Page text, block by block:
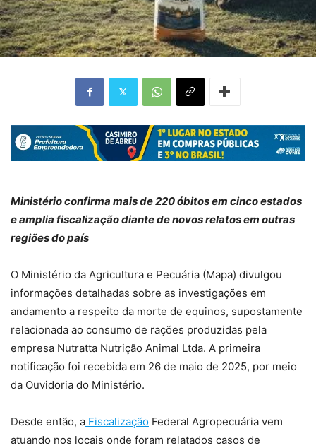
Ministério confirma mais de 220 óbitos em cinco estados
e amplia fiscalização diante de novos relatos em outras
regiões do país
O Ministério da Agricultura e Pecuária (Mapa) divulgou
informações detalhadas sobre as investigações em
andamento a respeito da morte de equinos, supostamente
relacionada ao consumo de rações produzidas pela
empresa Nutratta Nutrição Animal Ltda. A primeira
notificação foi recebida em 26 de maio de 2025, por meio
da Ouvidoria do Ministério.
Desde então, a Fiscalização Federal Agropecuária vem
atuando nos locais onde foram relatados casos de